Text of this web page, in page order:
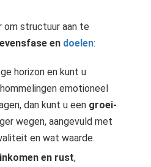
om structuur aan te
en doelen:
horizon en kunt u
emotioneel
dan kunt u een groei-
wegen, aangevuld met
en wat waarde.
inkomen en rust,